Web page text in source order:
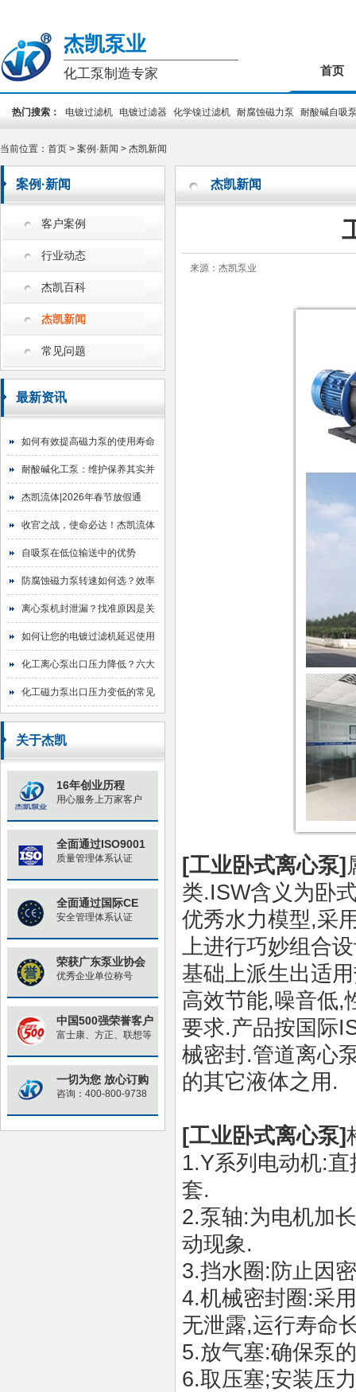
杰凯泵业
化工泵制造专家 首页
热门搜索： 电镀过滤机 电镀过滤器 化学镍过滤机 耐腐蚀磁力泵
耐酸碱自吸
当前位置： 首页 > 案例·新闻 > 杰凯新闻
案例·新闻
客户案例
行业动态
杰凯百科
杰凯新闻
常见问题
最新资讯
如何有效提高磁力泵的使用寿命
耐酸碱化工泵：维护保养其实并
不难
杰凯流体|2026年春节放假通
知！
收官之战，使命必达！杰凯流体
2025年目标圆满达成
自吸泵在低位输送中的优势
防腐蚀磁力泵转速如何选？效率
与寿命的平衡艺术
离心泵机封泄漏？找准原因是关
键！
如何让您的电镀过滤机延迟使用
寿命
化工离心泵出口压力降低？六大
原因与排查指南
化工磁力泵出口压力变低的常见
原因与对策
关于杰凯
16年创业历程
用心服务上万家客户
全面通过ISO9001
质量管理体系认证
全面通过国际CE
安全管理体系认证
荣获广东泵业协会
优秀企业单位称号
中国500强荣誉客户
富士康、方正、联想等
一切为您 放心订购
咨询：400-800-9738
杰凯新闻
来源：杰凯泵业
[工业卧式离心泵]
类.ISW含义为卧
优秀水力模型,采
上进行巧妙组合
基础上派生出适
高效节能,噪音低,
要求.产品按国际
械密封.管道离心
的其它液体之用 .
[工业卧式离心泵]
1.Y系列电动机:直
套.
2.泵轴:为电机加
动现象.
3.挡水圈 : 防止因
4.机械密封圈 :采
无泄露,运行寿命
5.放气塞:确保泵
6.取压塞;安装压